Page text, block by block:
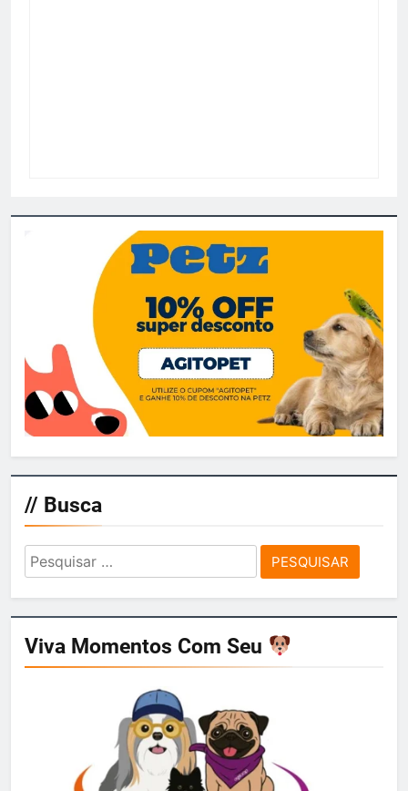
// Busca
Pesquisar
por:
Viva Momentos Com Seu